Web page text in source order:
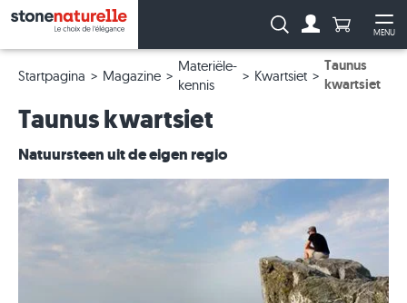
MENU
Zoeken: Aantal
Startpagina Magazine
Materiële-
kennis
Kwartsiet
Taunus
kwartsiet
Taunus kwartsiet
Natuursteen uit de eigen regio